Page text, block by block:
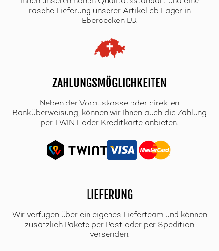
Ihnen unseren hohen Qualitätsstandart und eine
rasche Lieferung unserer Artikel ab Lager in
Ebersecken LU.
ZAHLUNGSMÖGLICHKEITEN
Neben der Vorauskasse oder direkten
Banküberweisung, können wir Ihnen auch die Zahlung
per TWINT oder Kreditkarte anbieten.
LIEFERUNG
Wir verfügen über ein eigenes Lieferteam und können
zusätzlich Pakete per Post oder per Spedition
versenden.